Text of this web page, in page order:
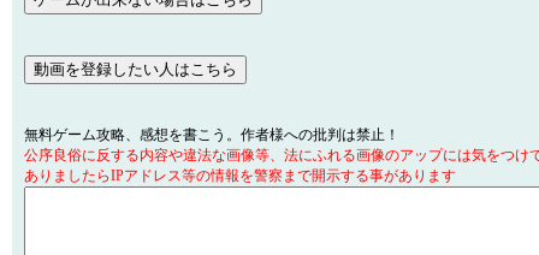
無料ゲーム攻略、感想を書こう。作者様への批判は禁止！
公序良俗に反する内容や違法な画像等、法にふれる画像のアップには気をつけ
ありましたらIPアドレス等の情報を警察まで開示する事があります